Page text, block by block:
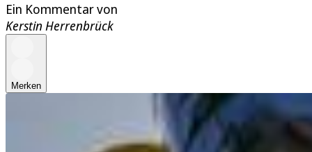
Ein Kommentar von
Kerstin Herrenbrück
Merken